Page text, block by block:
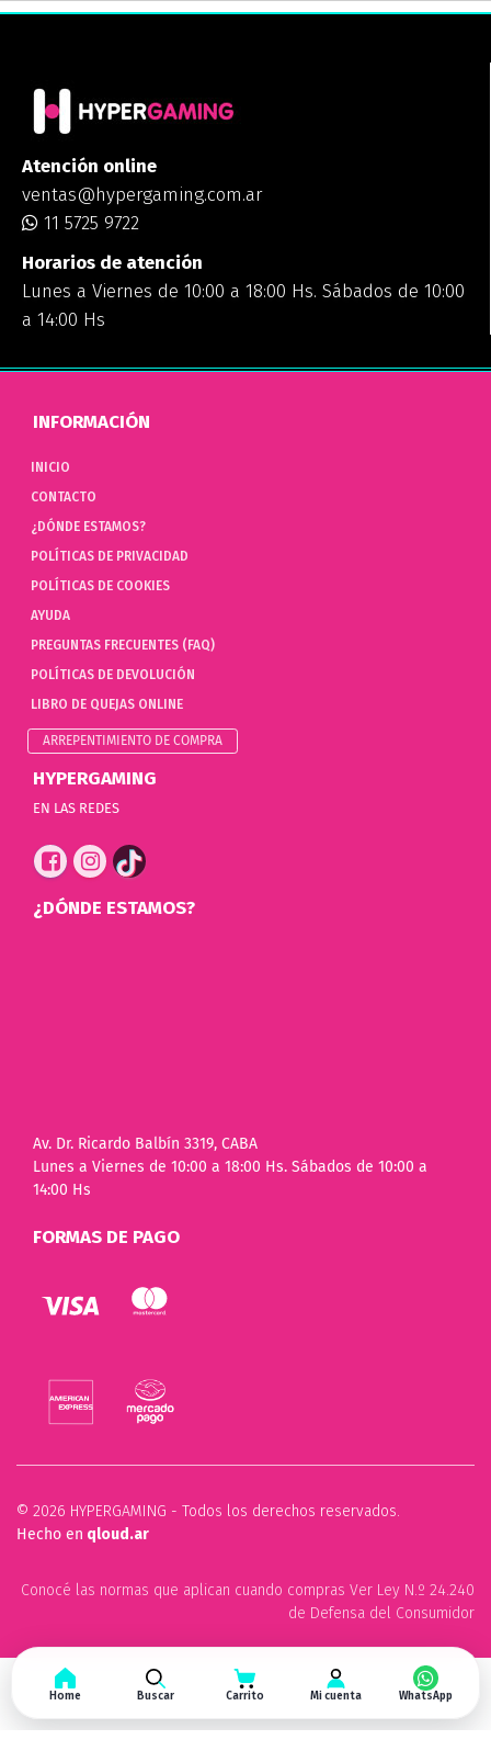
Atención online
ventas@hypergaming.com.ar
11 5725 9722
Horarios de atención
Lunes a Viernes de 10:00 a 18:00 Hs. Sábados de 10:00
a 14:00 Hs
INFORMACIÓN
INICIO
CONTACTO
¿DÓNDE ESTAMOS?
POLÍTICAS DE PRIVACIDAD
POLÍTICAS DE COOKIES
AYUDA
PREGUNTAS FRECUENTES (FAQ)
POLÍTICAS DE DEVOLUCIÓN
LIBRO DE QUEJAS ONLINE
ARREPENTIMIENTO DE COMPRA
HYPERGAMING
EN LAS REDES
¿DÓNDE ESTAMOS?
Av. Dr. Ricardo Balbín 3319, CABA
Lunes a Viernes de 10:00 a 18:00 Hs. Sábados de 10:00 a
14:00 Hs
FORMAS DE PAGO
© 2026 HYPERGAMING - Todos los derechos reservados.
Hecho en qloud.ar
Conocé las normas que aplican cuando compras Ver Ley N.º 24.240
de Defensa del Consumidor
Home Buscar Carrito Mi cuenta